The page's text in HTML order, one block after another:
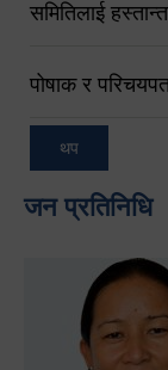
समितिलाई
पोषाक र
थप
जन प्रतिनिधि